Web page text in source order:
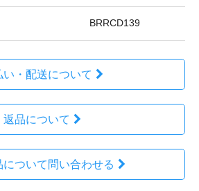
BRRCD139
い・配送について
返品について
について問い合わせる